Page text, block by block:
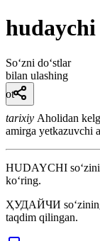
hudaychi
So‘zni do‘stlar
bilan ulashing
ot
tarixiy Aholidan
amirga yetkazuvchi
HUDAYCHI
ko‘ring.
ҲУДАЙЧИ
taqdim qilingan.